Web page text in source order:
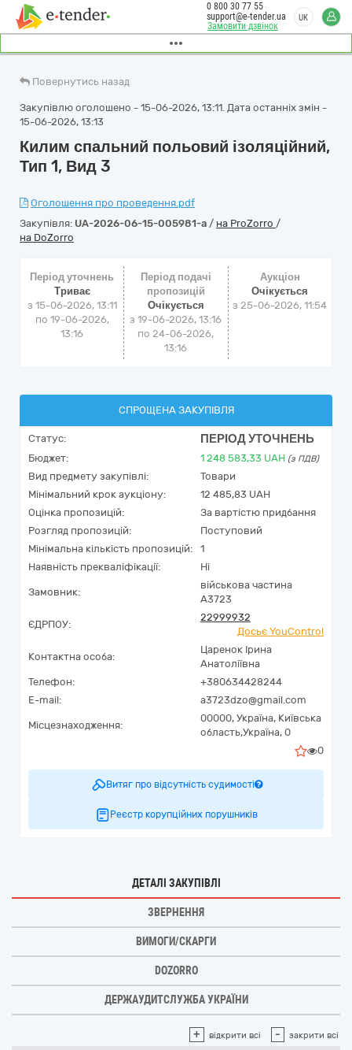
Замовити дзвінок
0 800 30 77 55
support@e-tender.ua
UK
Повернутись назад
Закупівлю оголошено - 15-06-2026, 13:11. Дата останніх змін -
15-06-2026, 13:13
Килим спальний польовий ізоляційний,
Тип 1, Вид 3
Оголошення про проведення.pdf
Закупівля: UA-2026-06-15-005981-a / на ProZorro /
на DoZorro
Період уточнень
Триває
з 15-06-2026, 13:11
по 19-06-2026,
13:16
Період подачі
пропозицій
Очікується
з 19-06-2026, 13:16
по 24-06-2026,
13:16
Аукціон
Очікується
з25-06-2026, 11:54
СПРОЩЕНА ЗАКУПІВЛЯ
Статус: ПЕРІОД УТОЧНЕНЬ
Бюджет: 1 248 583,33 UAH (з ПДВ)
Вид предмету закупівлі:
Товари
Мінімальний крок аукціону:
12 485,83 UAH
Оцінка пропозицій:
За вартістю придбання
Розгляд пропозицій:
Поступовий
Мінімальна кількість пропозицій:
1
Наявність прекваліфікації:
Ні
Замовник:
військова частина
А3723
ЄДРПОУ:
22999932
Досьє YouControl
Контактна особа:
Царенок Ірина
Анатоліївна
Телефон:
+380634428244
E-mail:
a3723dzo@gmail.com
Місцезнаходження:
00000, Україна, Київська
область,Україна, 0
0
Витяг про відсутність судимості
Реєстр корупційних порушників
ДЕТАЛІ ЗАКУПІВЛІ
ЗВЕРНЕННЯ
ВИМОГИ/СКАРГИ
DOZORRO
ДЕРЖАУДИТСЛУЖБА УКРАЇНИ
+ відкрити всі - закрити всі